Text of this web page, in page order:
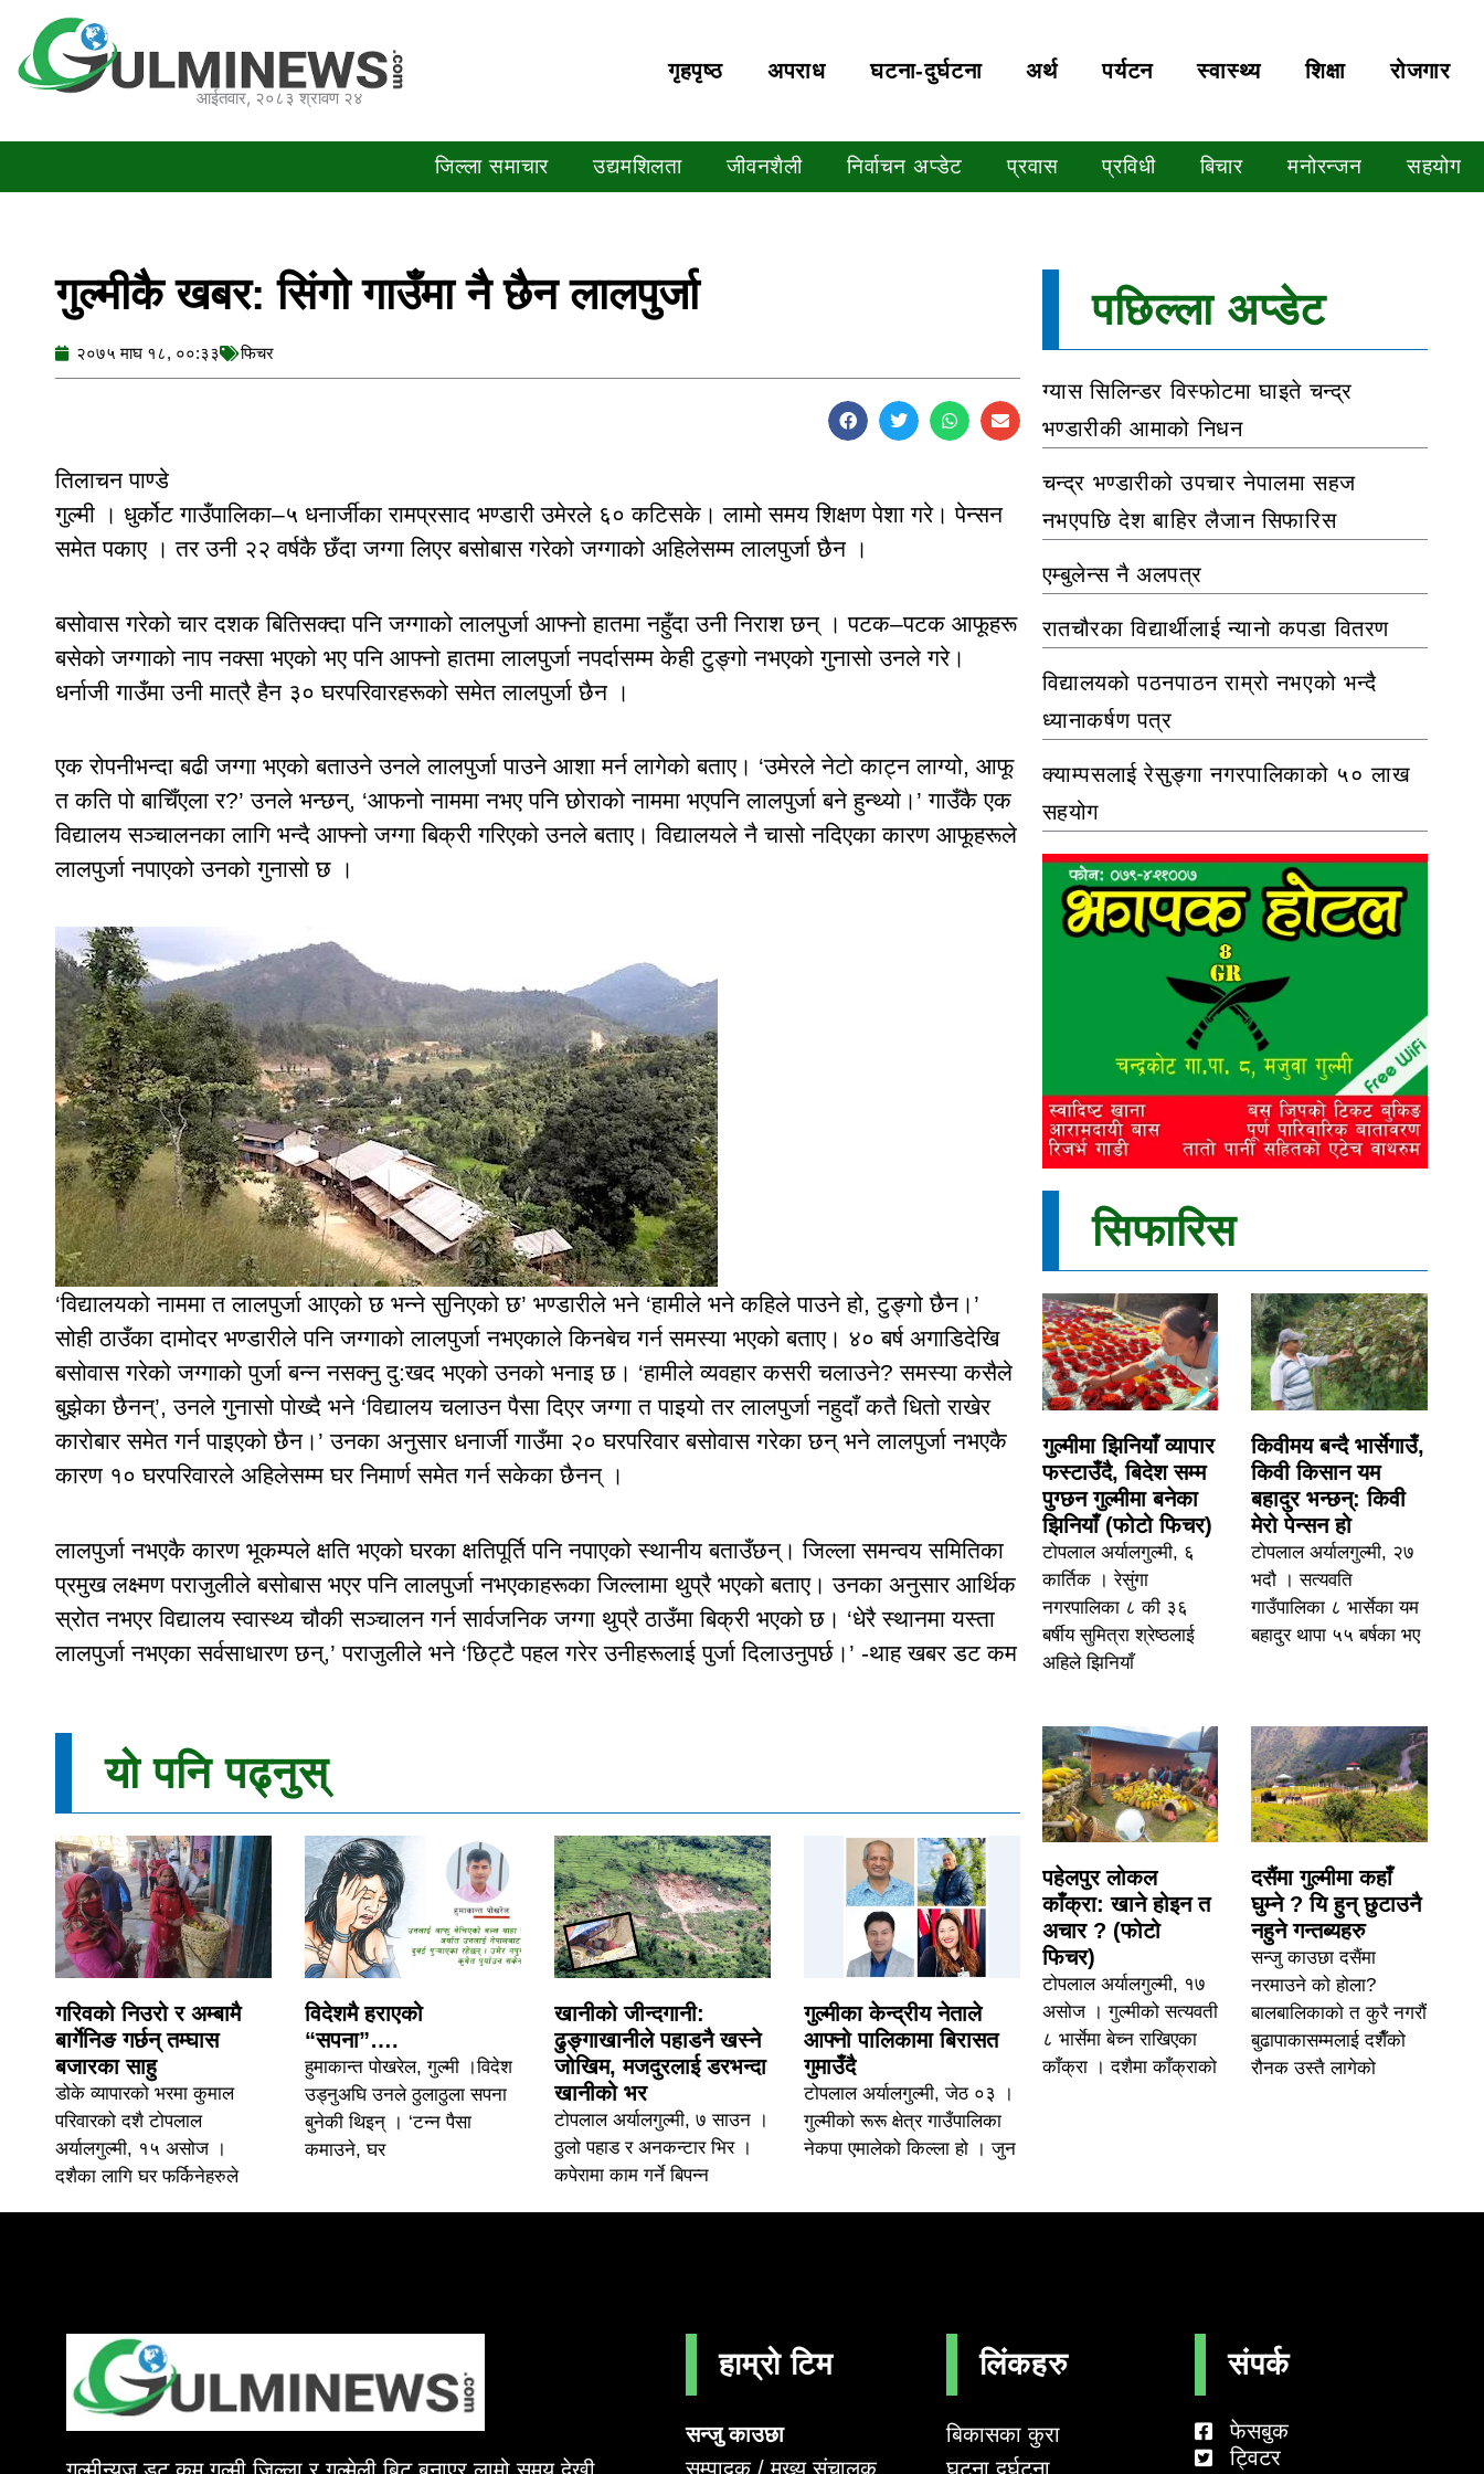
content
आईतवार, २०८३ श्रावण २४
गृहपृष्‍ठ अपराध घटना-दुर्घटना अर्थ पर्यटन स्वास्थ्य शिक्षा रोजगार
जिल्ला समाचार उद्यमशिलता जीवनशैली निर्वाचन अप्डेट प्रवास प्रविधी बिचार मनोरन्जन सहयोग
गुल्मीकै खबर: सिंगो गाउँमा नै छैन लालपुर्जा
२०७५ माघ १८, ००:३३ फिचर
तिलाचन पाण्डे
गुल्मी । धुर्कोट गाउँपालिका–५ धनार्जीका रामप्रसाद भण्डारी उमेरले ६० कटिसके। लामो समय शिक्षण पेशा गरे। पेन्सन
समेत पकाए । तर उनी २२ वर्षकै छँदा जग्गा लिएर बसोबास गरेको जग्गाको अहिलेसम्म लालपुर्जा छैन ।
बसोवास गरेको चार दशक बितिसक्दा पनि जग्गाको लालपुर्जा आफ्नो हातमा नहुँदा उनी निराश छन् । पटक–पटक आफूहरू
बसेको जग्गाको नाप नक्सा भएको भए पनि आफ्नो हातमा लालपुर्जा नपर्दासम्म केही टुङ्गो नभएको गुनासो उनले गरे।
धर्नाजी गाउँमा उनी मात्रै हैन ३० घरपरिवारहरूको समेत लालपुर्जा छैन ।
एक रोपनीभन्दा बढी जग्गा भएको बताउने उनले लालपुर्जा पाउने आशा मर्न लागेको बताए। ‘उमेरले नेटो काट्न लाग्यो, आफू
त कति पो बाचिँएला र?’ उनले भन्छन्, ‘आफनो नाममा नभए पनि छोराको नाममा भएपनि लालपुर्जा बने हुन्थ्यो।’ गाउँकै एक
विद्यालय सञ्चालनका लागि भन्दै आफ्नो जग्गा बिक्री गरिएको उनले बताए। विद्यालयले नै चासो नदिएका कारण आफूहरूले
लालपुर्जा नपाएको उनको गुनासो छ ।
‘विद्यालयको नाममा त लालपुर्जा आएको छ भन्ने सुनिएको छ’ भण्डारीले भने ‘हामीले भने कहिले पाउने हो, टुङ्गो छैन।’
सोही ठाउँका दामोदर भण्डारीले पनि जग्गाको लालपुर्जा नभएकाले किनबेच गर्न समस्या भएको बताए। ४० बर्ष अगाडिदेखि
बसोवास गरेको जग्गाको पुर्जा बन्न नसक्नु दु:खद भएको उनको भनाइ छ। ‘हामीले व्यवहार कसरी चलाउने? समस्या कसैले
बुझेका छैनन्’, उनले गुनासो पोख्दै भने ‘विद्यालय चलाउन पैसा दिएर जग्गा त पाइयो तर लालपुर्जा नहुदाँ कतै धितो राखेर
कारोबार समेत गर्न पाइएको छैन।’ उनका अनुसार धनार्जी गाउँमा २० घरपरिवार बसोवास गरेका छन् भने लालपुर्जा नभएकै
कारण १० घरपरिवारले अहिलेसम्म घर निमार्ण समेत गर्न सकेका छैनन् ।
लालपुर्जा नभएकै कारण भूकम्पले क्षति भएको घरका क्षतिपूर्ति पनि नपाएको स्थानीय बताउँछन्। जिल्ला समन्वय समितिका
प्रमुख लक्ष्मण पराजुलीले बसोबास भएर पनि लालपुर्जा नभएकाहरूका जिल्लामा थुप्रै भएको बताए। उनका अनुसार आर्थिक
स्रोत नभएर विद्यालय स्वास्थ्य चौकी सञ्चालन गर्न सार्वजनिक जग्गा थुप्रै ठाउँमा बिक्री भएको छ। ‘धेरै स्थानमा यस्ता
लालपुर्जा नभएका सर्वसाधारण छन्,’ पराजुलीले भने ‘छिट्टै पहल गरेर उनीहरूलाई पुर्जा दिलाउनुपर्छ।’ -थाह खबर डट कम
यो पनि पढ्नुस्
गरिवको निउरो र अम्बामै
बार्गेनिङ गर्छन् तम्घास
बजारका साहु
डोके व्यापारको भरमा कुमाल
परिवारको दशै टोपलाल
अर्यालगुल्मी, १५ असोज ।
दशैका लागि घर फर्किनेहरुले
विदेशमै हराएको
“सपना”….
हुमाकान्त पोखरेल, गुल्मी ।विदेश
उड्नुअघि उनले ठुलाठुला सपना
बुनेकी थिइन् । ‘टन्न पैसा
कमाउने, घर
खानीको जीन्दगानी:
ढुङ्गाखानीले पहाडनै खस्ने
जोखिम, मजदुरलाई डरभन्दा
खानीको भर
टोपलाल अर्यालगुल्मी, ७ साउन ।
ठुलो पहाड र अनकन्टार भिर ।
कपेरामा काम गर्ने बिपन्न
गुल्मीका केन्द्रीय नेताले
आफ्नो पालिकामा बिरासत
गुमाउँदै
टोपलाल अर्यालगुल्मी, जेठ ०३ ।
गुल्मीको रूरू क्षेत्र गाउँपालिका
नेकपा एमालेको किल्ला हो । जुन
पछिल्ला अप्डेट
ग्यास सिलिन्डर विस्फोटमा घाइते चन्द्र
भण्डारीकी आमाको निधन
चन्द्र भण्डारीको उपचार नेपालमा सहज
नभएपछि देश बाहिर लैजान सिफारिस
एम्बुलेन्स नै अलपत्र
रातचौरका विद्यार्थीलाई न्यानो कपडा वितरण
विद्यालयको पठनपाठन राम्रो नभएको भन्दै
ध्यानाकर्षण पत्र
क्याम्पसलाई रेसुङ्गा नगरपालिकाको ५० लाख
सहयोग
सिफारिस
गुल्मीमा झिनियाँ व्यापार
फस्टाउँदै, बिदेश सम्म
पुग्छन गुल्मीमा बनेका
झिनियाँ (फोटो फिचर)
टोपलाल अर्यालगुल्मी, ६
कार्तिक । रेसुंगा
नगरपालिका ८ की ३६
बर्षीय सुमित्रा श्रेष्ठलाई
अहिले झिनियाँ
किवीमय बन्दै भार्सेगाउँ,
किवी किसान यम
बहादुर भन्छन्: किवी
मेरो पेन्सन हो
टोपलाल अर्यालगुल्मी, २७
भदौ । सत्यवति
गाउँपालिका ८ भार्सेका यम
बहादुर थापा ५५ बर्षका भए
पहेलपुर लोकल
काँक्रा: खाने होइन त
अचार ? (फोटो
फिचर)
टोपलाल अर्यालगुल्मी, १७
असोज । गुल्मीको सत्यवती
८ भार्सेमा बेच्न राखिएका
काँक्रा । दशैमा काँक्राको
दसैंमा गुल्मीमा कहाँ
घुम्ने ? यि हुन् छुटाउनै
नहुने गन्तब्यहरु
सन्जु काउछा दसैंमा
नरमाउने को होला?
बालबालिकाको त कुरै नगरौं
बुढापाकासम्मलाई दशैँको
रौनक उस्तै लागेको
हाम्रो टिम
सन्जु काउछा
सम्पादक / मुख्य संचालक
लिंकहरु
बिकासका कुरा
घटना दुर्घटना
संपर्क
फेसबुक
ट्विटर